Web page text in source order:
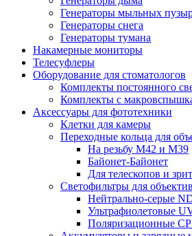
Генераторы мыльных
Генераторы снега
Генераторы тумана
Накамерные мониторы
Телесуфлеры
Оборудование для стоматологов
Комплекты постоянного
Комплекты с
Аксессуары для фототехники
Клетки для камеры
Переходные кольца для
На резьбу М42 и М39
Байонет-Байонет
Для телескопов и
Светофильтры для
Нейтрально-серые
Ультрафиолетовые
Поляризационные